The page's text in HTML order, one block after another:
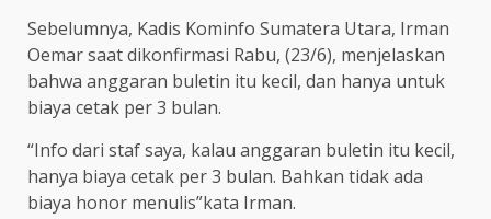
Sebelumnya, Kadis Kominfo Sumatera Utara, Irman
Oemar saat dikonfirmasi Rabu, (23/6), menjelaskan
bahwa anggaran buletin itu kecil, dan hanya untuk
biaya cetak per 3 bulan.
“Info dari staf saya, kalau anggaran buletin itu kecil,
hanya biaya cetak per 3 bulan. Bahkan tidak ada
biaya honor menulis”kata Irman.